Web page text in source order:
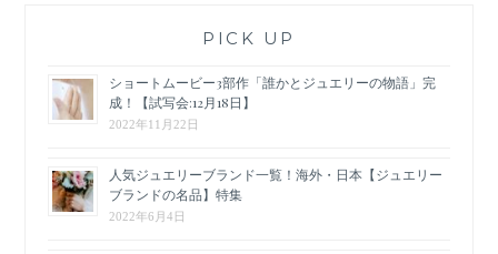
PICK UP
ショートムービー3部作「誰かとジュエリーの物語」完
成！【試写会:12月18日】
2022年11月22日
人気ジュエリーブランド一覧！海外・日本【ジュエリー
ブランドの名品】特集
2022年6月4日